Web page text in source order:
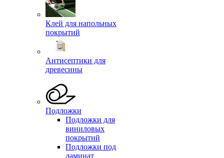
Клей для напольных
покрытий
Антисептики для
древесины
Подложки
Подложки для
виниловых
покрытий
Подложки под
ламинат